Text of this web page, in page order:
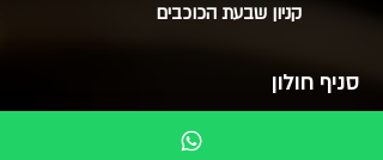
קניון שבעת הכוכבים
סניף חולון